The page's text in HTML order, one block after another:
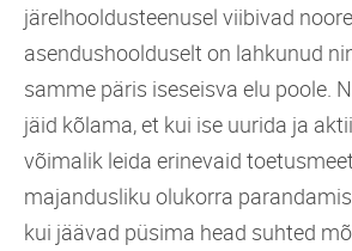
järelhooldusteenusel viibivad
asendushoolduselt on lahkunud
samme päris iseseisva elu poole.
jäid kõlama, et kui ise uurida ja
võimalik leida erinevaid
majandusliku olukorra
kui jäävad püsima head suhted